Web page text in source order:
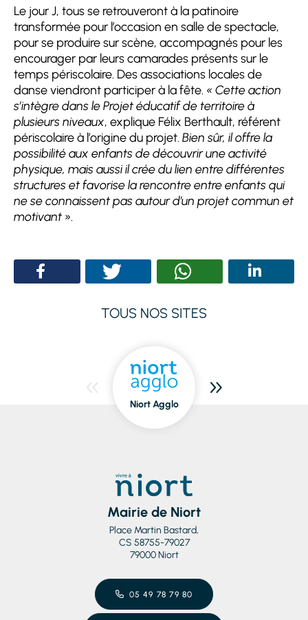
Le jour J, tous se retrouveront à la patinoire
transformée pour l’occasion en salle de spectacle,
pour se produire sur scène, accompagnés pour les
encourager par leurs camarades présents sur le
temps périscolaire. Des associations locales de
danse viendront participer à la fête. « Cette action
s’intègre dans le Projet éducatif de territoire à
plusieurs niveaux, explique Félix Berthault, référent
périscolaire à l’origine du projet. Bien sûr, il offre la
possibilité aux enfants de découvrir une activité
physique, mais aussi il crée du lien entre différentes
structures et favorise la rencontre entre enfants qui
ne se connaissent pas autour d’un projet commun et
motivant ».
TOUS NOS SITES
Niort Agglo
Mairie de Niort
Place Martin Bastard,
CS 58755-79027
79000 Niort
05 49 78 79 80